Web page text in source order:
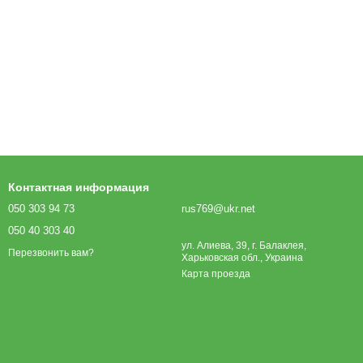
Контактная информация
050 303 94 73
050 40 303 40
Перезвонить вам?
rus769@ukr.net
ул. Алиева, 39, г. Балаклея,
Харьковская обл., Украина
Карта проезда